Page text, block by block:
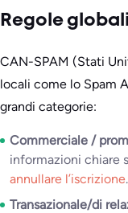
Regole
CAN-SPAM (Stati
locali come lo Spam
grandi categorie:
Commerciale /
informazioni chiare
annullare l’iscrizione.
Transazionale/di